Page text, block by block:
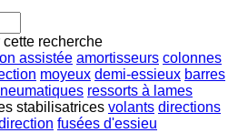
recherche
assistée amortisseurs colonnes
moyeux demi-essieux barres
ressorts à lames
stabilisatrices volants directions
fusées d'essieu